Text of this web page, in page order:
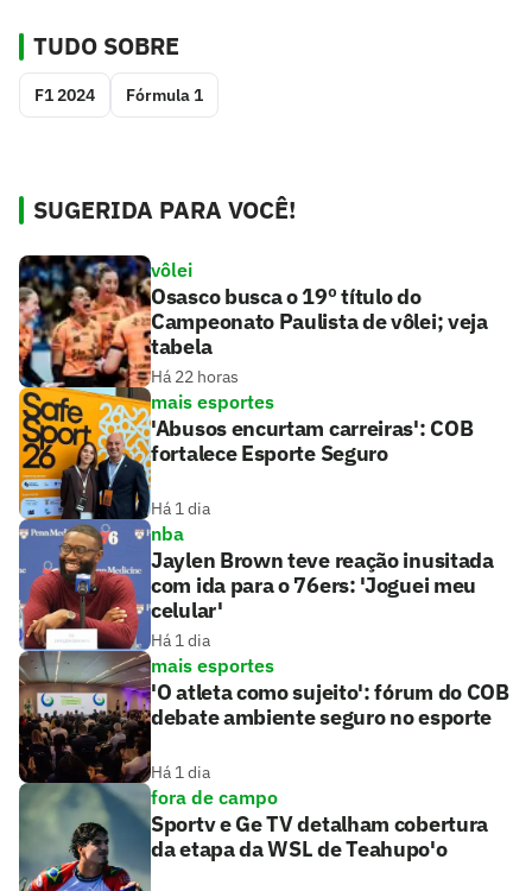
TUDO SOBRE
F1 2024 Fórmula 1
SUGERIDA PARA VOCÊ!
vôlei
Osasco busca o 19º título do
Campeonato Paulista de vôlei; veja
tabela
Há 22 horas
mais esportes
'Abusos encurtam carreiras': COB
fortalece Esporte Seguro
Há 1 dia
nba
Jaylen Brown teve reação inusitada
com ida para o 76ers: 'Joguei meu
celular'
Há 1 dia
mais esportes
'O atleta como sujeito': fórum do COB
debate ambiente seguro no esporte
Há 1 dia
fora de campo
Sportv e Ge TV detalham cobertura
da etapa da WSL de Teahupo'o